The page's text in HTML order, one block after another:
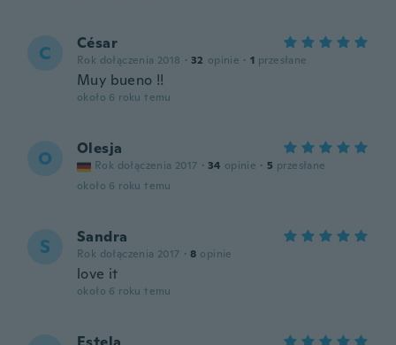
C César
Rok dołączenia 2018 · 32 opinie · 1 przesłane
Muy bueno !!
około 6 roku temu
O Olesja
Rok dołączenia 2017 · 34 opinie · 5 przesłane
około 6 roku temu
S Sandra
Rok dołączenia 2017 · 8 opinie
love it
około 6 roku temu